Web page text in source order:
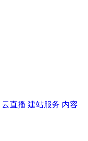
云直播 建站服务 内容